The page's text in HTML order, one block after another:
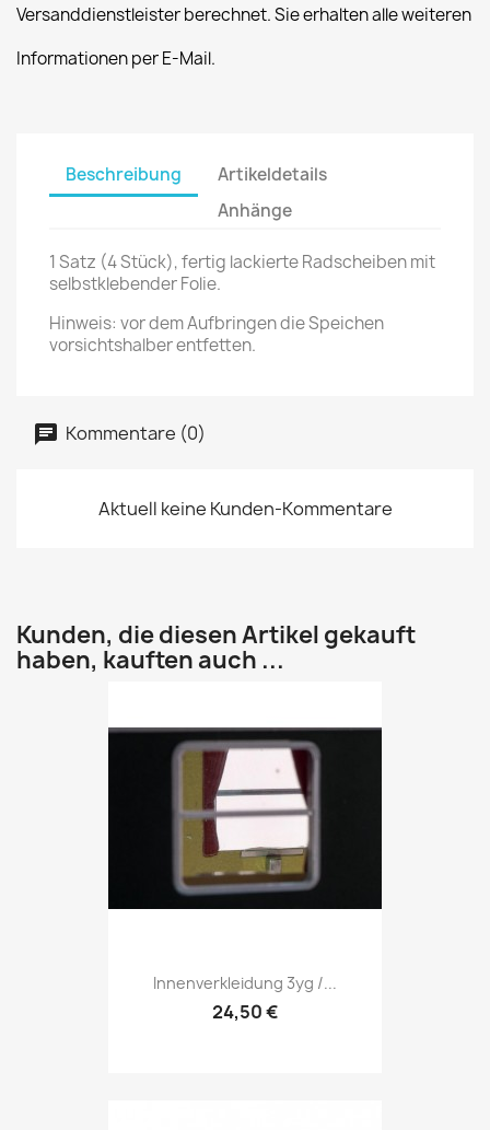
Versanddienstleister berechnet. Sie erhalten alle weiteren
Informationen per E-Mail.
Beschreibung
Artikeldetails
Anhänge
1 Satz (4 Stück), fertig lackierte Radscheiben mit
selbstklebender Folie.
Hinweis: vor dem Aufbringen die Speichen
vorsichtshalber entfetten.
Kommentare (0)
Aktuell keine Kunden-Kommentare
Kunden, die diesen Artikel gekauft
haben, kauften auch ...
Innenverkleidung 3yg /...
24,50 €